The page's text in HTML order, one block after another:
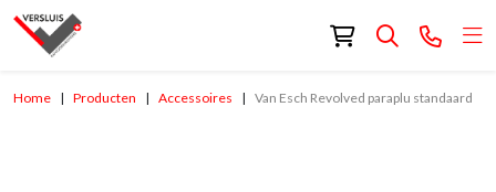
Home Producten Accessoires Van Esch Revolved paraplu standaard